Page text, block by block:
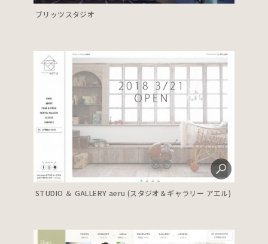
ブリッツスタジオ
STUDIO ＆ GALLERY aeru (スタジオ＆ギャラリー アエル)